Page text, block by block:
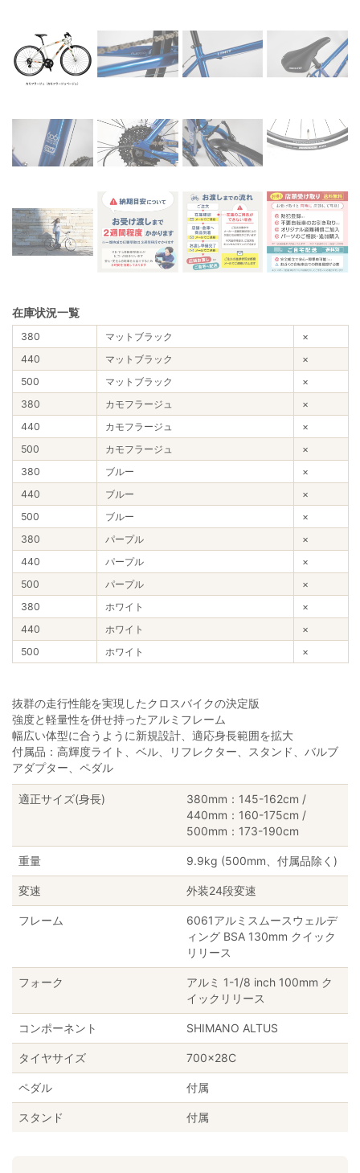
在庫状況一覧
380 マットブラック
×
440
マットブラック
×
500
マットブラック
×
380
カモフラージュ
×
440
カモフラージュ
×
500
カモフラージュ
×
380
ブルー
×
440
ブルー
×
500
ブルー
×
380
パープル
×
440
パープル
×
500
パープル
×
380
ホワイト
×
440
ホワイト
×
500
ホワイト ×
抜群の走行性能を実現したクロスバイクの決定版
強度と軽量性を併せ持ったアルミフレーム
幅広い体型に合うように新規設計、適応身長範囲を拡大
付属品：高輝度ライト、ベル、リフレクター、スタンド、バルブ
アダプター、ペダル
適正サイズ(身長)
380mm：145-162cm /
440mm：160-175cm /
500mm：173-190cm
重量 9.9kg (500mm、付属品除く)
変速 外装24段変速
フレーム
6061アルミスムースウェルデ
ィング BSA 130mm クイック
リリース
フォーク
アルミ 1-1/8 inch 100mm ク
イックリリース
コンポーネント SHIMANO ALTUS
タイヤサイズ 700×28C
ペダル 付属
スタンド 付属